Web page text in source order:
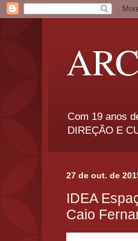
Com 19 anos
DIREÇÃO E
27 de out. de
IDEA
Caio